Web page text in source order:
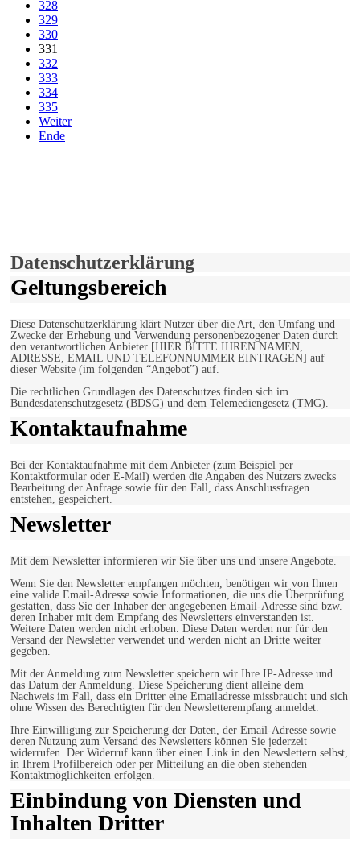
328
329
330
331
332
333
334
335
Weiter
Ende
Datenschutzerklärung
Geltungsbereich
Diese Datenschutzerklärung klärt Nutzer über die Art, den Umfang und
Zwecke der Erhebung und Verwendung personenbezogener Daten durch
den verantwortlichen Anbieter [HIER BITTE IHREN NAMEN,
ADRESSE, EMAIL UND TELEFONNUMMER EINTRAGEN] auf
dieser Website (im folgenden “Angebot”) auf.
Die rechtlichen Grundlagen des Datenschutzes finden sich im
Bundesdatenschutzgesetz (BDSG) und dem Telemediengesetz (TMG).
Kontaktaufnahme
Bei der Kontaktaufnahme mit dem Anbieter (zum Beispiel per
Kontaktformular oder E-Mail) werden die Angaben des Nutzers zwecks
Bearbeitung der Anfrage sowie für den Fall, dass Anschlussfragen
entstehen, gespeichert.
Newsletter
Mit dem Newsletter informieren wir Sie über uns und unsere Angebote.
Wenn Sie den Newsletter empfangen möchten, benötigen wir von Ihnen
eine valide Email-Adresse sowie Informationen, die uns die Überprüfung
gestatten, dass Sie der Inhaber der angegebenen Email-Adresse sind bzw.
deren Inhaber mit dem Empfang des Newsletters einverstanden ist.
Weitere Daten werden nicht erhoben. Diese Daten werden nur für den
Versand der Newsletter verwendet und werden nicht an Dritte weiter
gegeben.
Mit der Anmeldung zum Newsletter speichern wir Ihre IP-Adresse und
das Datum der Anmeldung. Diese Speicherung dient alleine dem
Nachweis im Fall, dass ein Dritter eine Emailadresse missbraucht und sich
ohne Wissen des Berechtigten für den Newsletterempfang anmeldet.
Ihre Einwilligung zur Speicherung der Daten, der Email-Adresse sowie
deren Nutzung zum Versand des Newsletters können Sie jederzeit
widerrufen. Der Widerruf kann über einen Link in den Newslettern selbst,
in Ihrem Profilbereich oder per Mitteilung an die oben stehenden
Kontaktmöglichkeiten erfolgen.
Einbindung von Diensten und
Inhalten Dritter